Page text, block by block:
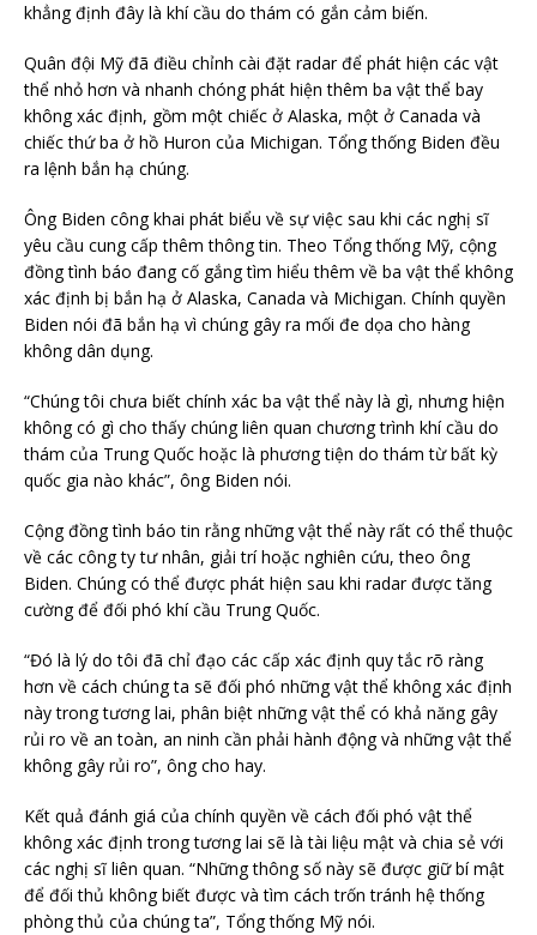
khẳng định đây là khí cầu do thám có gắn cảm biến.
Quân đội Mỹ đã điều chỉnh cài đặt radar để phát hiện các vật
thể nhỏ hơn và nhanh chóng phát hiện thêm ba vật thể bay
không xác định, gồm một chiếc ở Alaska, một ở Canada và
chiếc thứ ba ở hồ Huron của Michigan. Tổng thống Biden đều
ra lệnh bắn hạ chúng.
Ông Biden công khai phát biểu về sự việc sau khi các nghị sĩ
yêu cầu cung cấp thêm thông tin. Theo Tổng thống Mỹ, cộng
đồng tình báo đang cố gắng tìm hiểu thêm về ba vật thể không
xác định bị bắn hạ ở Alaska, Canada và Michigan. Chính quyền
Biden nói đã bắn hạ vì chúng gây ra mối đe dọa cho hàng
không dân dụng.
“Chúng tôi chưa biết chính xác ba vật thể này là gì, nhưng hiện
không có gì cho thấy chúng liên quan chương trình khí cầu do
thám của Trung Quốc hoặc là phương tiện do thám từ bất kỳ
quốc gia nào khác”, ông Biden nói.
Cộng đồng tình báo tin rằng những vật thể này rất có thể thuộc
về các công ty tư nhân, giải trí hoặc nghiên cứu, theo ông
Biden. Chúng có thể được phát hiện sau khi radar được tăng
cường để đối phó khí cầu Trung Quốc.
“Đó là lý do tôi đã chỉ đạo các cấp xác định quy tắc rõ ràng
hơn về cách chúng ta sẽ đối phó những vật thể không xác định
này trong tương lai, phân biệt những vật thể có khả năng gây
rủi ro về an toàn, an ninh cần phải hành động và những vật thể
không gây rủi ro”, ông cho hay.
Kết quả đánh giá của chính quyền về cách đối phó vật thể
không xác định trong tương lai sẽ là tài liệu mật và chia sẻ với
các nghị sĩ liên quan. “Những thông số này sẽ được giữ bí mật
để đối thủ không biết được và tìm cách trốn tránh hệ thống
phòng thủ của chúng ta”, Tổng thống Mỹ nói.